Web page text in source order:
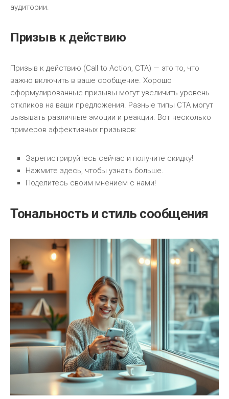
аудитории.
Призыв к действию
Призыв к действию (Call to Action, CTA) — это то, что
важно включить в ваше сообщение. Хорошо
сформулированные призывы могут увеличить уровень
откликов на ваши предложения. Разные типы CTA могут
вызывать различные эмоции и реакции. Вот несколько
примеров эффективных призывов:
Зарегистрируйтесь сейчас и получите скидку!
Нажмите здесь, чтобы узнать больше.
Поделитесь своим мнением с нами!
Тональность и стиль сообщения